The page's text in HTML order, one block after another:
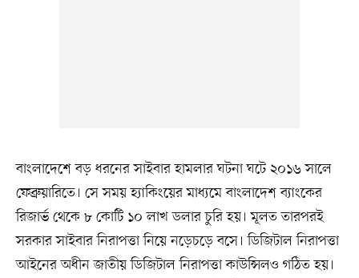
বাংলাদেশে বড় ধরনের সাইবার হামলার ঘটনা ঘটে ২০১৬ সালে
ফেব্রুয়ারিতে। সে সময় হ্যাকিংয়ের মাধ্যমে বাংলাদেশ ব্যাংকের
রিজার্ভ থেকে ৮ কোটি ১০ লাখ ডলার চুরি হয়। মূলত তারপরই
সরকার সাইবার নিরাপত্তা নিয়ে নড়েচড়ে বসে। ডিজিটাল নিরাপত্তা
আইনের অধীন জাতীয় ডিজিটাল নিরাপত্তা কাউন্সিলও গঠিত হয়।